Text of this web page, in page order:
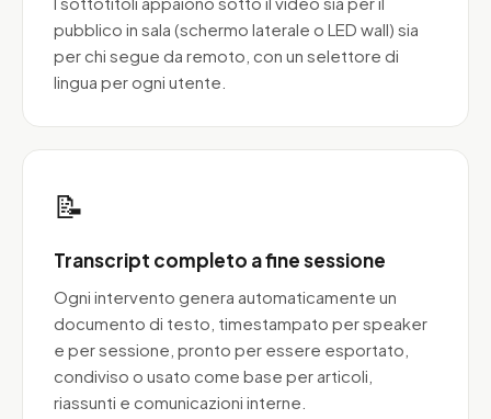
pubblico in sala (schermo laterale o LED wall) sia
per chi segue da remoto, con un selettore di
lingua per ogni utente.
📝
Transcript completo a fine sessione
Ogni intervento genera automaticamente un
documento di testo, timestampato per speaker
e per sessione, pronto per essere esportato,
condiviso o usato come base per articoli,
riassunti e comunicazioni interne.